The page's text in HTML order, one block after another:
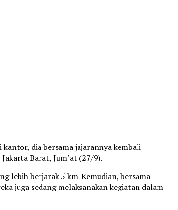
dia bersama jajarannya kembali
Barat, Jum’at (27/9).
lebih berjarak 5 km. Kemudian, bersama
juga sedang melaksanakan kegiatan dalam